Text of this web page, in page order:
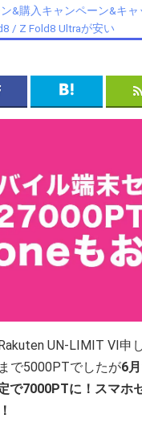
&購入キャンペーン&キャ
/ Z Fold8 Ultraが安い
UN-LIMIT VI申
で5000PTでしたが6
で7000PTに！ スマホ